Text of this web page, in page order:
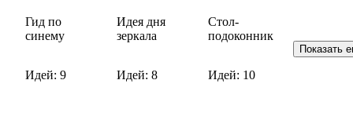
Гид по
синему
Идей: 9
Идея дня
зеркала
Идей: 8
Стол-
подоконник
Идей: 10
Показать